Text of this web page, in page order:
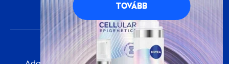
FONTOS INFORMÁCIÓ
KÖVESS MINKET
TOVÁBB